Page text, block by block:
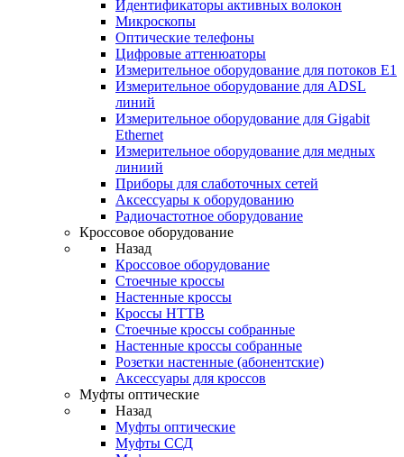
Идентификаторы активных волокон
Микроскопы
Оптические телефоны
Цифровые аттенюаторы
Измерительное оборудование для потоков Е1
Измерительное оборудование для ADSL
линий
Измерительное оборудование для Gigabit
Ethernet
Измерительное оборудование для медных
линиий
Приборы для слаботочных сетей
Аксессуары к оборудованию
Радиочастотное оборудование
Кроссовое оборудование
Назад
Кроссовое оборудование
Стоечные кроссы
Настенные кроссы
Кроссы HTTB
Стоечные кроссы собранные
Настенные кроссы собранные
Розетки настенные (абонентские)
Аксессуары для кроссов
Муфты оптические
Назад
Муфты оптические
Муфты ССД